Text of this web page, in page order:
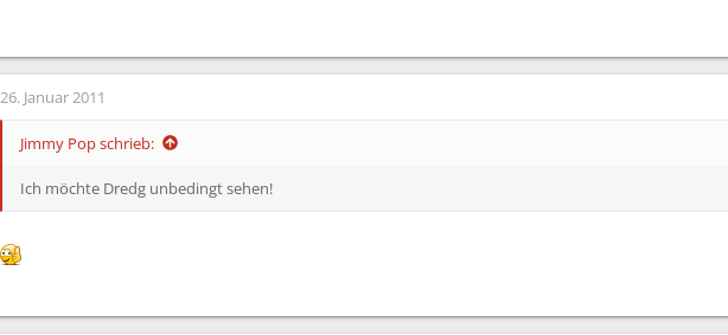
26. Januar 2011
Jimmy Pop schrieb:
Ich möchte Dredg unbedingt sehen!